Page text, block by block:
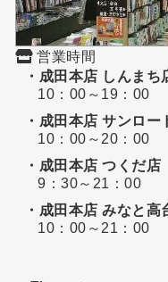
営業時間
・成田本店 しんまち
10：00～19：00
・成田本店 サンロー
10：00～20：00
・成田本店 つくだ店
9：30～21：00
・成田本店 みなと高
10：00～21：00